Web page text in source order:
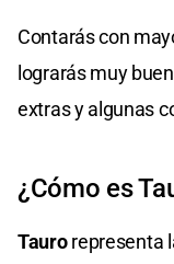
Contarás con
lograrás muy
extras y algunas
¿Cómo es
Taurorepresenta